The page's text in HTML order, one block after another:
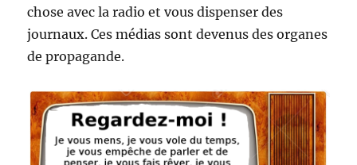
chose avec la radio et vous dispenser des
journaux. Ces médias sont devenus des organes
de propagande.